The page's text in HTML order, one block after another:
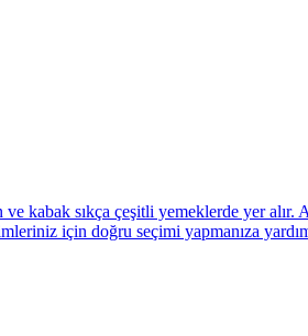
ve kabak sıkça çeşitli yemeklerde yer
için doğru seçimi yapmanıza